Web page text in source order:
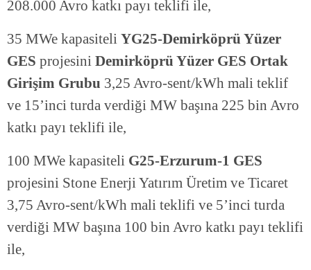
208.000 Avro katkı payı teklifi ile,
35 MWe kapasiteli YG25-Demirköprü Yüzer
GES projesini Demirköprü Yüzer GES Ortak
Girişim Grubu 3,25 Avro-sent/kWh mali teklif
ve 15’inci turda verdiği MW başına 225 bin Avro
katkı payı teklifi ile,
100 MWe kapasiteli G25-Erzurum-1 GES
projesini Stone Enerji Yatırım Üretim ve Ticaret
3,75 Avro-sent/kWh mali teklifi ve 5’inci turda
verdiği MW başına 100 bin Avro katkı payı teklifi
ile,